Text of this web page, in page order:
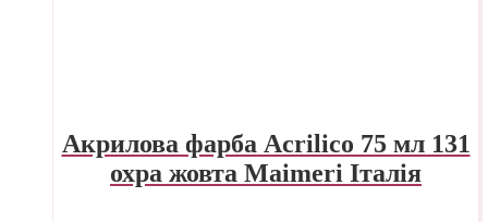
Акрилова фарба Acrilico 75 мл 131
охра жовта Maimeri Італія